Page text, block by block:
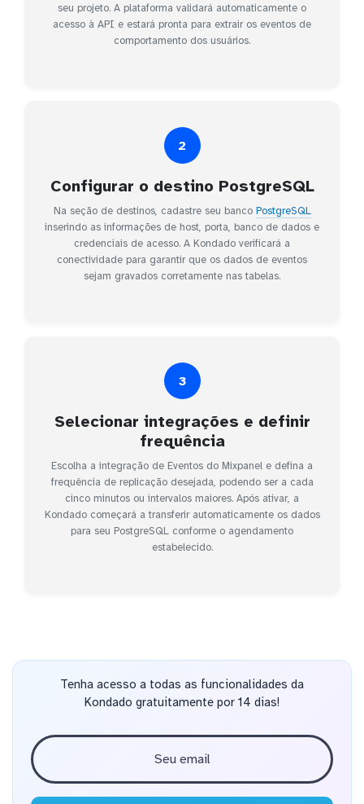
seu projeto. A plataforma validará automaticamente o
acesso à API e estará pronta para extrair os eventos de
comportamento dos usuários.
2
Configurar o destino PostgreSQL
Na seção de destinos, cadastre seu banco PostgreSQL
inserindo as informações de host, porta, banco de dados e
credenciais de acesso. A Kondado verificará a
conectividade para garantir que os dados de eventos
sejam gravados corretamente nas tabelas.
3
Selecionar integrações e definir
frequência
Escolha a integração de Eventos do Mixpanel e defina a
frequência de replicação desejada, podendo ser a cada
cinco minutos ou intervalos maiores. Após ativar, a
Kondado começará a transferir automaticamente os dados
para seu PostgreSQL conforme o agendamento
estabelecido.
Tenha acesso a todas as funcionalidades da
Kondado gratuitamente por 14 dias!